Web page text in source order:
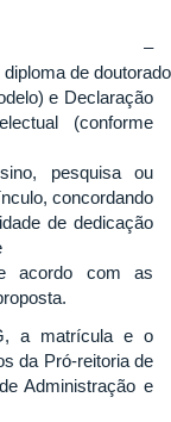
–
de
e Declaração
(conforme
pesquisa ou
concordando
de dedicação
acordo com as
a matrícula e o
da Pró-reitoria de
Administração e